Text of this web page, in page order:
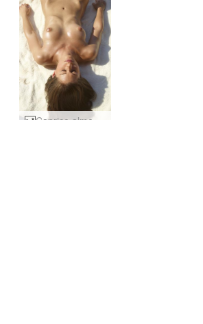
Caprice almenningsströnd #11